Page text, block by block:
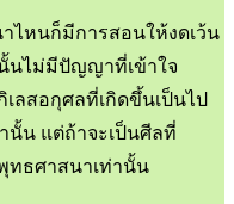
ไหนก็มีการสอนให้งดเว้น
นไม่มีปัญญาที่เข้าใจ
ลสอกุศลที่เกิดขึ้นเป็นไป
นั้น แต่ถ้าจะเป็นศีลที่
ทธศาสนาเท่านั้น